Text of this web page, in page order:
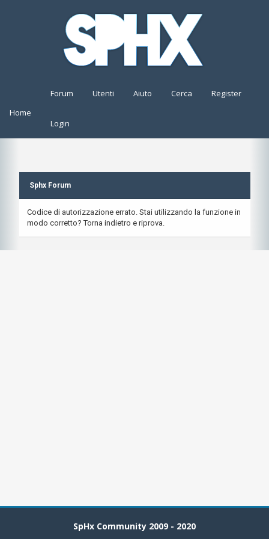
Home
Forum Utenti Aiuto Cerca Register
Login
Sphx Forum
Codice di autorizzazione errato. Stai utilizzando la funzione in
modo corretto? Torna indietro e riprova.
SpHx Community 2009 - 2020